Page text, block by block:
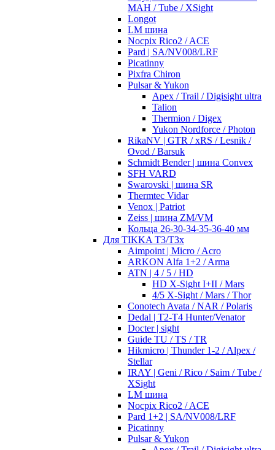
MAH / Tube / XSight
Longot
LM шина
Nocpix Rico2 / ACE
Pard | SA/NV008/LRF
Picatinny
Pixfra Chiron
Pulsar & Yukon
Apex / Trail / Digisight ultra
Talion
Thermion / Digex
Yukon Nordforce / Photon
RikaNV | GTR / xRS / Lesnik /
Ovod / Barsuk
Schmidt Bender | шина Convex
SFH VARD
Swarovski | шина SR
Thermtec Vidar
Venox | Patriot
Zeiss | шина ZM/VM
Кольца 26-30-34-35-36-40 мм
Для TIKKA T3/T3x
Aimpoint | Micro / Acro
ARKON Alfa 1+2 / Arma
ATN | 4 / 5 / HD
HD X-Sight I+II / Mars
4/5 X-Sight / Mars / Thor
Conotech Avata / NAR / Polaris
Dedal | T2-T4 Hunter/Venator
Docter | sight
Guide TU / TS / TR
Hikmicro | Thunder 1-2 / Alpex /
Stellar
IRAY | Geni / Rico / Saim / Tube /
XSight
LM шина
Nocpix Rico2 / ACE
Pard 1+2 | SA/NV008/LRF
Picatinny
Pulsar & Yukon